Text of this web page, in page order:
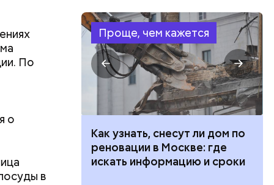
По
о
в
Проще, чем кажется
кто может
нужны
Как узнать, снесут ли дом по
реновации в Москве: где
искать информацию и сроки